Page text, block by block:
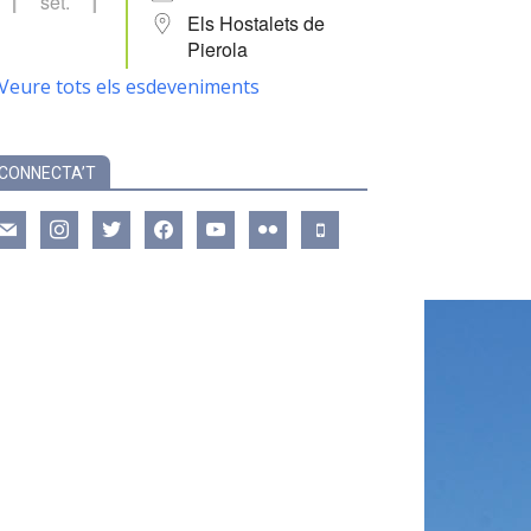
Els Hostalets de
Pierola
tots els esdeveniments
instagramtwitter facebookyoutube flickr mobile